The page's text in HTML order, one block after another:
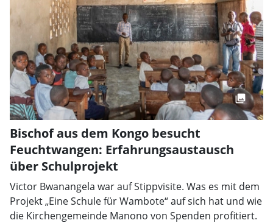
Bischof aus dem Kongo besucht
Feuchtwangen: Erfahrungsaustausch
über Schulprojekt
Victor Bwanangela war auf Stippvisite. Was es mit dem
Projekt „Eine Schule für Wambote“ auf sich hat und wie
die Kirchengemeinde Manono von Spenden profitiert.